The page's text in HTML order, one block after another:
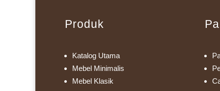
Produk
Katalog Utama
Mebel Minimalis
Mebel Klasik